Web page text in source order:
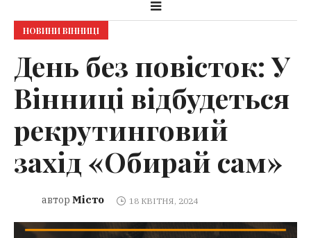
НОВИНИ ВІННИЦІ
День без повісток: У
Вінниці відбудеться
рекрутинговий
захід «Обирай сам»
автор Місто 18 КВІТНЯ, 2024